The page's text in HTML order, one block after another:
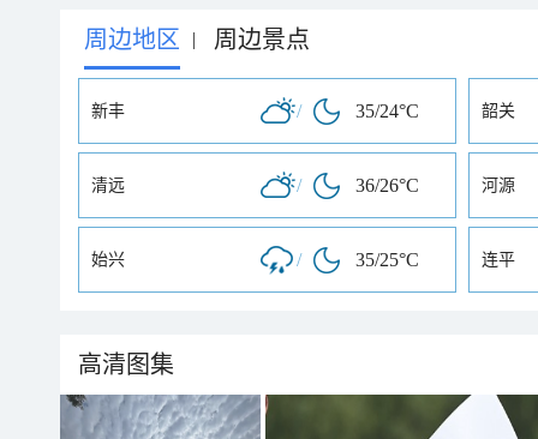
周边地区 | 周边景点
新丰 / 35/24°C 韶关
清远 / 36/26°C 河源
始兴 / 35/25°C 连平
高清图集